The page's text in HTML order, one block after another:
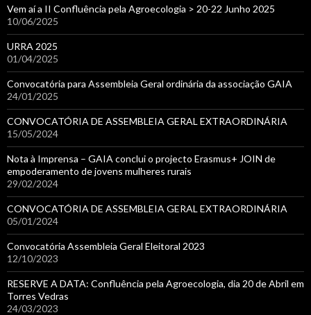
Vem aí a II Confluência pela Agroecologia > 20-22 Junho 2025
10/06/2025
URRA 2025
01/04/2025
Convocatória para Assembleia Geral ordinária da associação GAIA
24/01/2025
CONVOCATÓRIA DE ASSEMBLEIA GERAL EXTRAORDINÁRIA
15/05/2024
Nota à Imprensa – GAIA conclui o projecto Erasmus+ JOIN de
empoderamento de jovens mulheres rurais
29/02/2024
CONVOCATÓRIA DE ASSEMBLEIA GERAL EXTRAORDINÁRIA
05/01/2024
Convocatória Assembleia Geral Eleitoral 2023
12/10/2023
RESERVE A DATA: Confluência pela Agroecologia, dia 20 de Abril em
Torres Vedras
24/03/2023